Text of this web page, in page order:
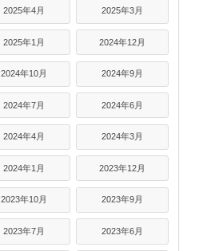
2025年4月 2025年3月
2025年1月 2024年12月
2024年10月 2024年9月
2024年7月 2024年6月
2024年4月 2024年3月
2024年1月 2023年12月
2023年10月 2023年9月
2023年7月 2023年6月